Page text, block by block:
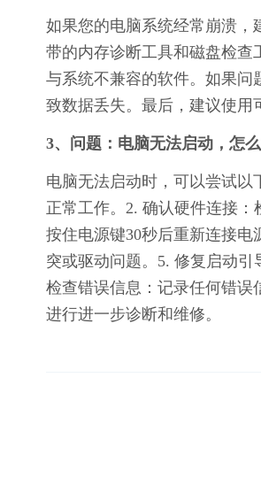
如果您的电脑系统经常崩溃，
带的内存诊断工具和磁盘检查
与系统不兼容的软件。如果问
致数据丢失。最后，建议使用
3、问题：电脑无法启动，怎
电脑无法启动时，可以尝试
正常工作。2. 确认硬件连接：
按住电源键30秒后重新连接
突或驱动问题。5. 修复启动
检查错误信息：记录任何错误
进行进一步诊断和维修。